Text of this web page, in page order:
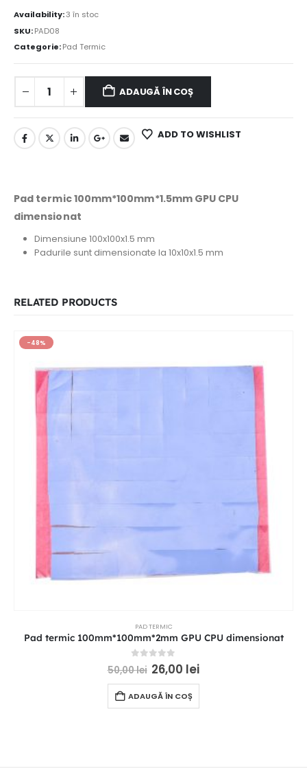
Availability:3 în stoc
SKU:PAD08
Categorie:Pad Termic
ADAUGĂ ÎN COȘ
ADD TO WISHLIST
Pad termic 100mm*100mm*1.5mm GPU CPU
dimensionat
Dimensiune 100x100x1.5 mm
Padurile sunt dimensionate la 10x10x1.5 mm
RELATED PRODUCTS
-48%
PAD TERMIC
Pad termic 100mm*100mm*2mm GPU CPU dimensionat
out of 5
50,00lei 26,00 lei
ADAUGĂ ÎN COȘ